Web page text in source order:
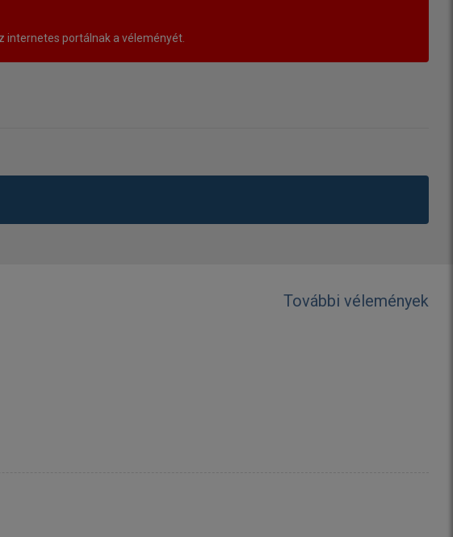
portálnak a véleményét.
További vélemények